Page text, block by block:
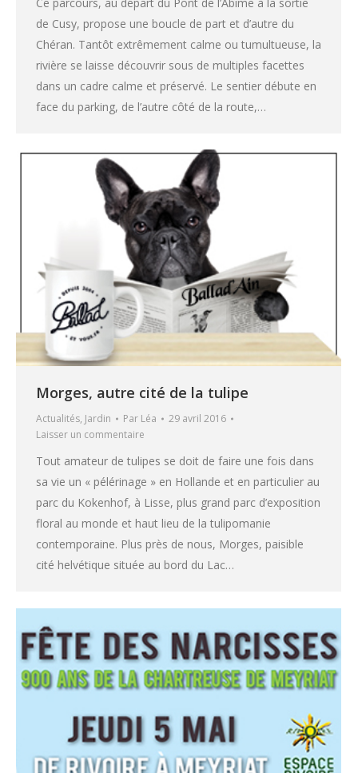
de Cusy, propose une boucle de part et d’autre du
Chéran. Tantôt extrêmement calme ou tumultueuse, la
rivière se laisse découvrir sous de multiples facettes
dans un cadre calme et préservé. Le sentier débute en
face du parking, de l’autre côté de la route,…
Morges, autre cité de la tulipe
Actualités, Jardin Par Léa
29 avril 2016
Laisser un commentaire
Tout amateur de tulipes se doit de faire une fois dans
sa vie un « pélérinage » en Hollande et en particulier au
parc du Kokenhof, à Lisse, plus grand parc d’exposition
floral au monde et haut lieu de la tulipomanie
contemporaine. Plus près de nous, Morges, paisible
cité helvétique située au bord du Lac…